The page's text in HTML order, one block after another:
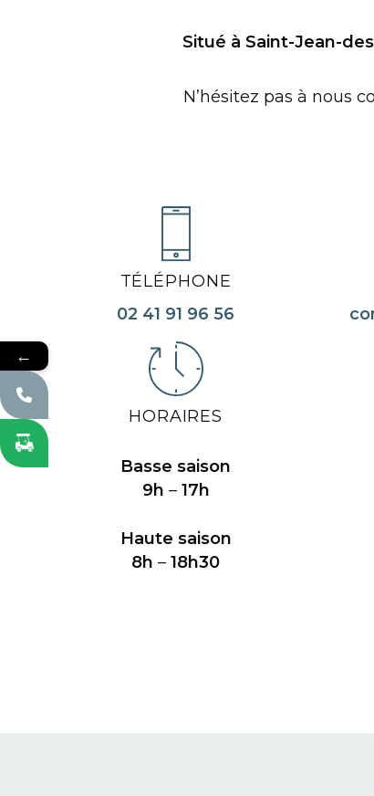
Situé à Saint-Jean-
N’hésitez pas à nous
TÉLÉPHONE
02 41 91 96 56
HORAIRES
Basse saison
9h – 17h
Haute saison
8h –18h30
←